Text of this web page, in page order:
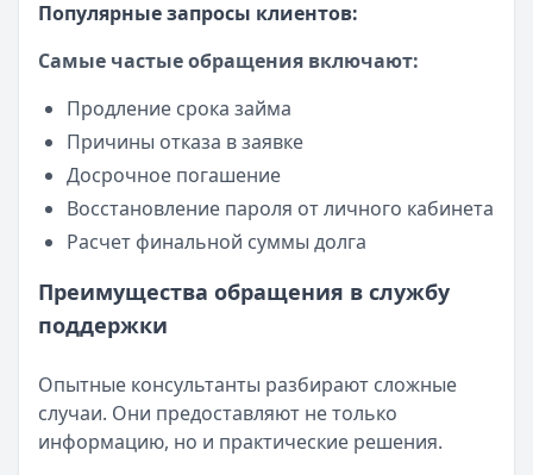
Популярные запросы клиентов:
Самые частые обращения включают:
Продление срока займа
Причины отказа в заявке
Досрочное погашение
Восстановление пароля от личного кабинета
Расчет финальной суммы долга
Преимущества обращения в службу
поддержки
Опытные консультанты разбирают сложные
случаи. Они предоставляют не только
информацию, но и практические решения.